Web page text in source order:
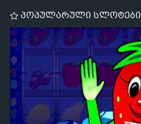
პოპულარული სლოტები